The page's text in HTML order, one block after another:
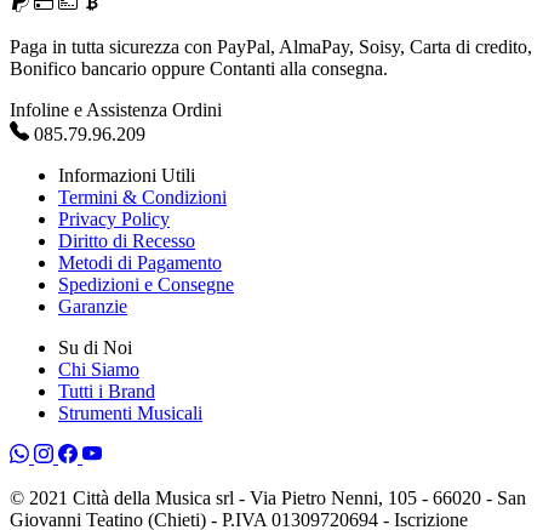
Paga in tutta sicurezza con PayPal, AlmaPay, Soisy, Carta di credito,
Bonifico bancario oppure Contanti alla consegna.
Infoline e Assistenza Ordini
085.79.96.209
Informazioni Utili
Termini & Condizioni
Privacy Policy
Diritto di Recesso
Metodi di Pagamento
Spedizioni e Consegne
Garanzie
Su di Noi
Chi Siamo
Tutti i Brand
Strumenti Musicali
© 2021 Città della Musica srl - Via Pietro Nenni, 105 - 66020 - San
Giovanni Teatino (Chieti) - P.IVA 01309720694 - Iscrizione